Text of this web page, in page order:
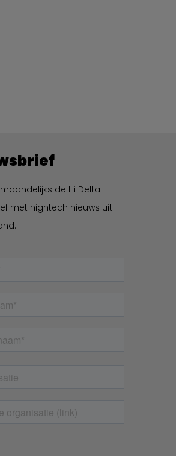
de Hi Delta
met hightech nieuws uit